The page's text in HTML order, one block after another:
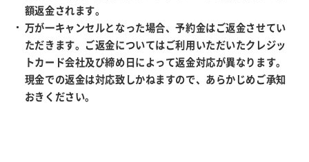
額返金されます。
万が一キャンセルとなった場合、予約金はご返金させてい
ただきます。ご返金についてはご利用いただいたクレジッ
トカード会社及び締め日によって返金対応が異なります。
現金での返金は対応致しかねますので、あらかじめご承知
おきください。